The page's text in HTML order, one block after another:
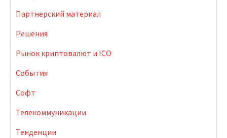
Партнерский материал
Решения
Рынок криптовалют и ICO
События
Софт
Телекоммуникации
Тенденции